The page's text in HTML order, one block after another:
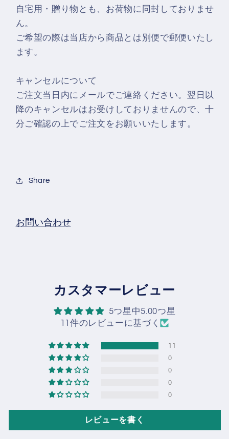
自宅用・贈り物とも、お荷物に同封しておりませ
ん。
ご希望の際は当店から商品とは別便で郵便いたし
ます。
キャンセルについて
ご注文当日内にメールでご連絡ください。翌日以
降のキャンセルはお受けしておりませんので、十
分ご確認の上でご注文をお願いいたします。
Share
お問い合わせ
カスタマーレビュー
5つ星中5.00つ星
11件のレビューに基づく
11
0
0
0
0
レビューを書く